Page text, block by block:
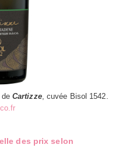
Cartizze, cuvée Bisol 1542.
des prix selon